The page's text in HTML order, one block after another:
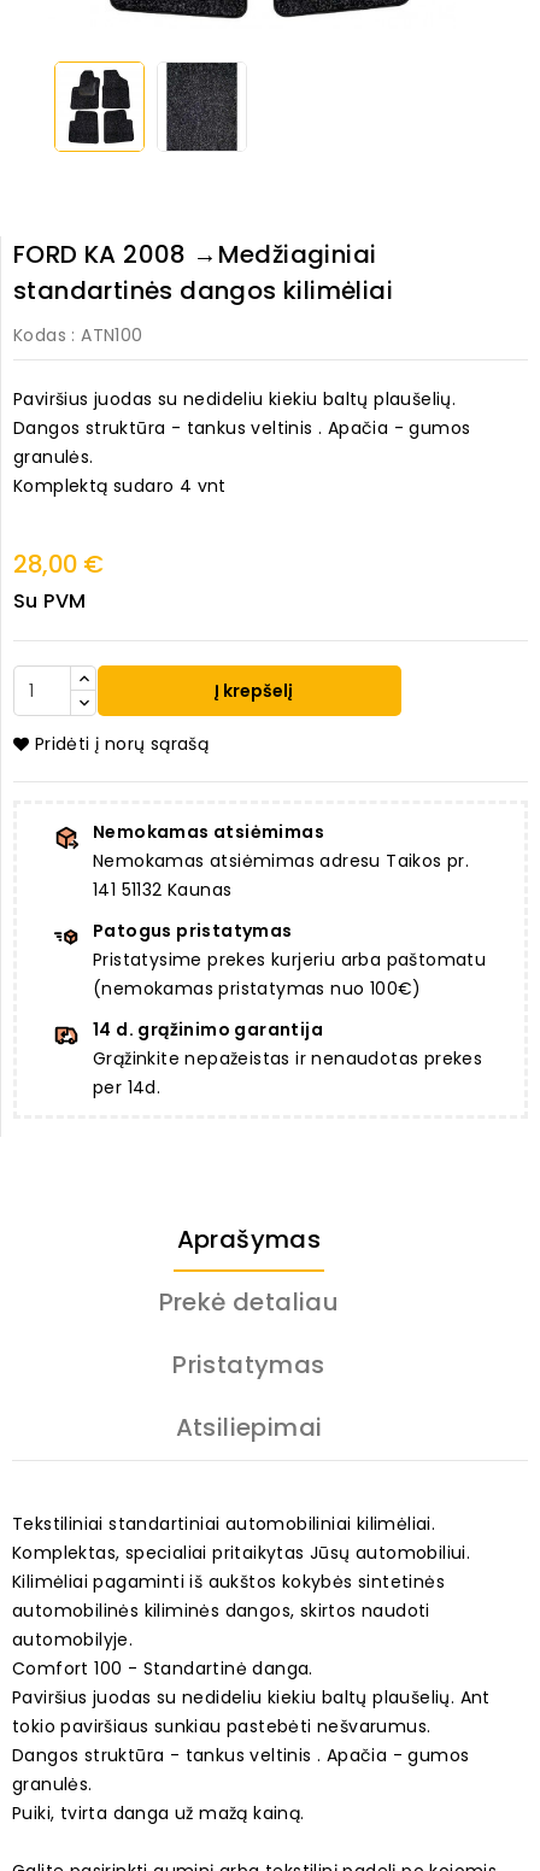
FORD KA 2008 →Medžiaginiai
standartinės dangos kilimėliai
Kodas : ATN100
Paviršius juodas su nedideliu kiekiu baltų plaušelių.
Dangos struktūra - tankus veltinis . Apačia - gumos
granulės.
Komplektą sudaro 4 vnt
28,00 €
Su PVM
Į krepšelį
Pridėti į norų sąrašą
Nemokamas atsiėmimas
Nemokamas atsiėmimas adresu Taikos pr.
141 51132 Kaunas
Patogus pristatymas
Pristatysime prekes kurjeriu arba paštomatu
(nemokamas pristatymas nuo 100€)
14 d. grąžinimo garantija
Grąžinkite nepažeistas ir nenaudotas prekes
per 14d.
Aprašymas
Prekė detaliau
Pristatymas
Atsiliepimai
Tekstiliniai standartiniai automobiliniai kilimėliai.
Komplektas, specialiai pritaikytas Jūsų automobiliui.
Kilimėliai pagaminti iš aukštos kokybės sintetinės
automobilinės kiliminės dangos, skirtos naudoti
automobilyje.
Comfort 100 - Standartinė danga.
Paviršius juodas su nedideliu kiekiu baltų plaušelių. Ant
tokio paviršiaus sunkiau pastebėti nešvarumus.
Dangos struktūra - tankus veltinis . Apačia - gumos
granulės.
Puiki, tvirta danga už mažą kainą.